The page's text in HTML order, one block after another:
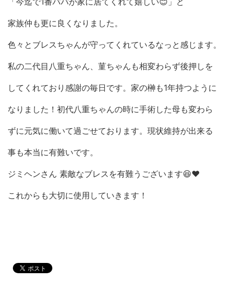
家族仲も更に良くなりました。
色々とブレスちゃんが守ってくれているなっと感じます。
私の二代目八重ちゃん、菫ちゃんも相変わらず後押しを
してくれており感謝の毎日です。家の榊も1年持つように
なりました！初代八重ちゃんの時に手術した母も変わら
ずに元気に働いて過ごせております。現状維持が出来る
事も本当に有難いです。
ジミヘンさん 素敵なブレスを有難うございます😆❤️
これからも大切に使用していきます！